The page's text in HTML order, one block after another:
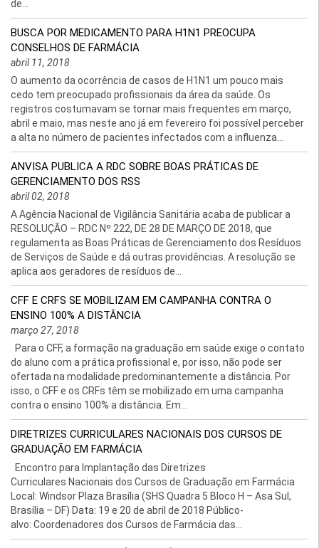
de...
BUSCA POR MEDICAMENTO PARA H1N1 PREOCUPA
CONSELHOS DE FARMÁCIA
abril 11, 2018
O aumento da ocorrência de casos de H1N1 um pouco mais
cedo tem preocupado profissionais da área da saúde. Os
registros costumavam se tornar mais frequentes em março,
abril e maio, mas neste ano já em fevereiro foi possível perceber
a alta no número de pacientes infectados com a influenza...
ANVISA PUBLICA A RDC SOBRE BOAS PRÁTICAS DE
GERENCIAMENTO DOS RSS
abril 02, 2018
A Agência Nacional de Vigilância Sanitária acaba de publicar a
RESOLUÇÃO – RDC Nº 222, DE 28 DE MARÇO DE 2018, que
regulamenta as Boas Práticas de Gerenciamento dos Resíduos
de Serviços de Saúde e dá outras providências. A resolução se
aplica aos geradores de resíduos de...
CFF E CRFS SE MOBILIZAM EM CAMPANHA CONTRA O
ENSINO 100% A DISTÂNCIA
março 27, 2018
Para o CFF, a formação na graduação em saúde exige o contato
do aluno com a prática profissional e, por isso, não pode ser
ofertada na modalidade predominantemente a distância. Por
isso, o CFF e os CRFs têm se mobilizado em uma campanha
contra o ensino 100% a distância. Em...
DIRETRIZES CURRICULARES NACIONAIS DOS CURSOS DE
GRADUAÇÃO EM FARMÁCIA
Encontro para Implantação das Diretrizes
Curriculares Nacionais dos Cursos de Graduação em Farmácia
Local: Windsor Plaza Brasília (SHS Quadra 5 Bloco H – Asa Sul,
Brasília – DF) Data: 19 e 20 de abril de 2018 Público-
alvo: Coordenadores dos Cursos de Farmácia das...